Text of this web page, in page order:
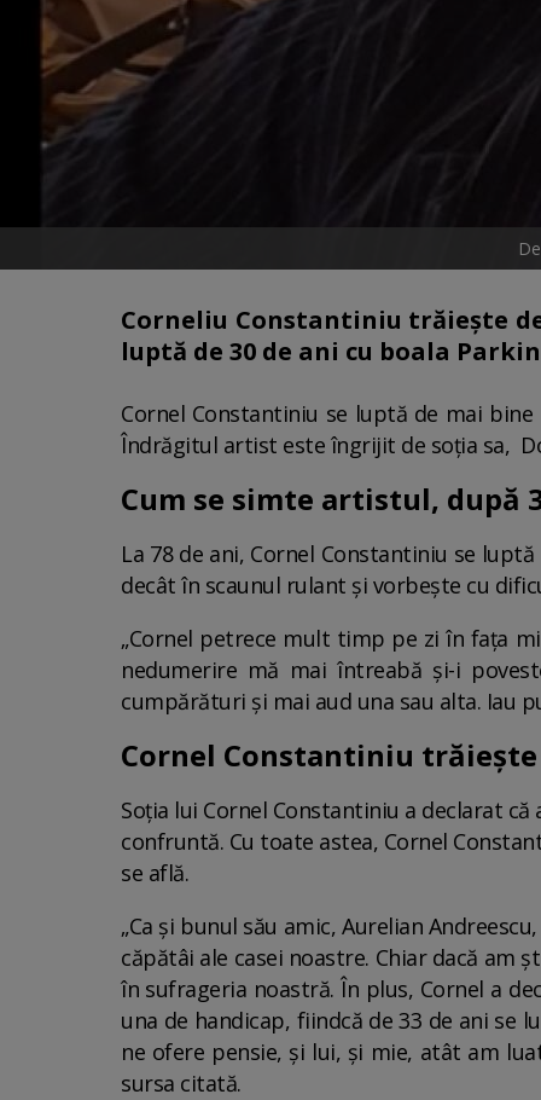
Corneliu Constantiniu trăiește
luptă de 30 de ani cu boala
Cornel Constantiniu se luptă de mai
Îndrăgitul artist este îngrijit de soția sa,
Cum se simte artistul, după
La 78 de ani, Cornel Constantiniu se
decât în scaunul rulant și vorbește cu
„Cornel petrece mult timp pe zi în fața
nedumerire mă mai întreabă și-i
cumpărături și mai aud una sau alta. Iau
Cornel Constantiniu
Soția lui Cornel Constantiniu a declarat
confruntă. Cu toate astea, Cornel
se află.
„Ca și bunul său amic, Aurelian
căpătâi ale casei noastre. Chiar dacă
în sufrageria noastră. În plus, Cornel a
una de handicap, fiindcă de 33 de ani se
ne ofere pensie, și lui, și mie, atât am
sursa citată.